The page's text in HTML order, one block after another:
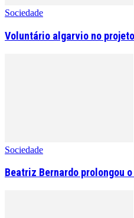
Sociedade
Voluntário algarvio no
Sociedade
Beatriz Bernardo prolongou